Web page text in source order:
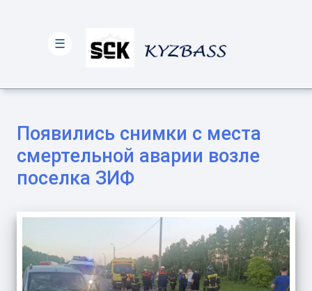
Появились снимки с места
смертельной аварии возле
поселка ЗИФ
☰